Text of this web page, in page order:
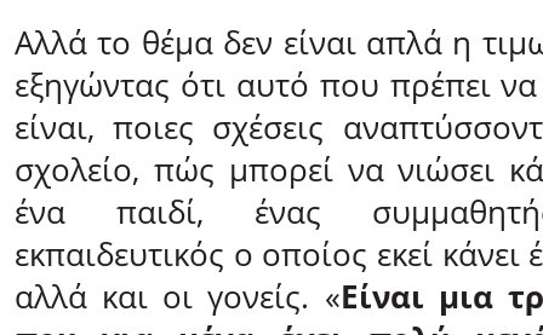
Αλλά το θέμα δεν είναι απλά η
εξηγώντας ότι αυτό που πρέπει
είναι, ποιες σχέσεις
σχολείο, πώς μπορεί να νιώσει
ένα παιδί, ένας
εκπαιδευτικός ο οποίος εκεί κάνει
αλλά και οι γονείς. «Είναι μια